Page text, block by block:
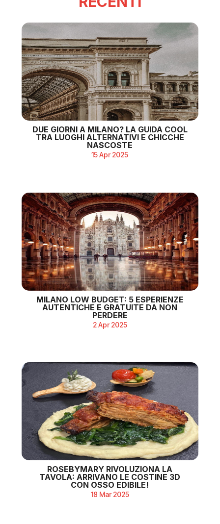
DUE GIORNI A MILANO? LA GUIDA COOL
TRA LUOGHI ALTERNATIVI E CHICCHE
NASCOSTE
15 Apr 2025
MILANO LOW BUDGET: 5 ESPERIENZE
AUTENTICHE E GRATUITE DA NON
PERDERE
2 Apr 2025
ROSEBYMARY RIVOLUZIONA LA
TAVOLA: ARRIVANO LE COSTINE 3D
CON OSSO EDIBILE!
18 Mar 2025